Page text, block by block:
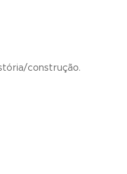
construção.